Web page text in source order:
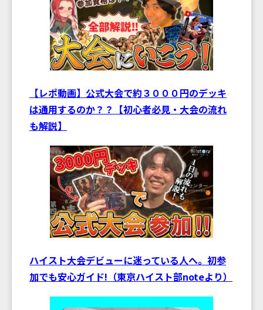
【レポ動画】公式大会で約３０００円のデッキ
は通用するのか？？【初心者必見・大会の流れ
も解説】
ハイスト大会デビューに迷っている人へ。初参
加でも安心ガイド!（東京ハイスト部noteより）